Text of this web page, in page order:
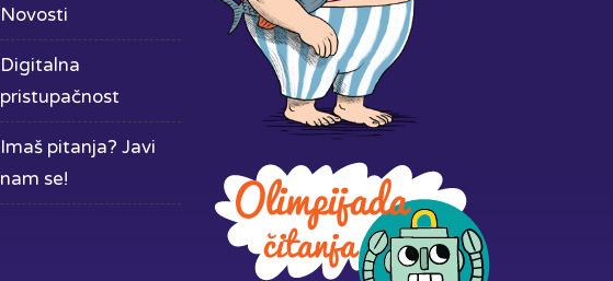
Novosti
Digitalna
pristupačnost
Imaš pitanja? Javi
nam se!